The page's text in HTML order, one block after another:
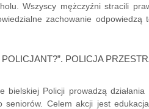
Wszyscy mężczyźni stracili
zachowanie odpowiedzą
POLICJA
bielskiej Policji prowadzą działania
seniorów. Celem akcji jest